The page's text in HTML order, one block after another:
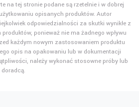
na tej stronie podane są rzetelnie i w dobrej
opisanych produktów. Autor
odpowiedzialności za skutki wynikłe z
ponieważ nie ma żadnego wpływu
każdym nowym zastosowaniem produktu
opis na opakowaniu lub w dokumentacji
należy wykonać stosowne próby lub